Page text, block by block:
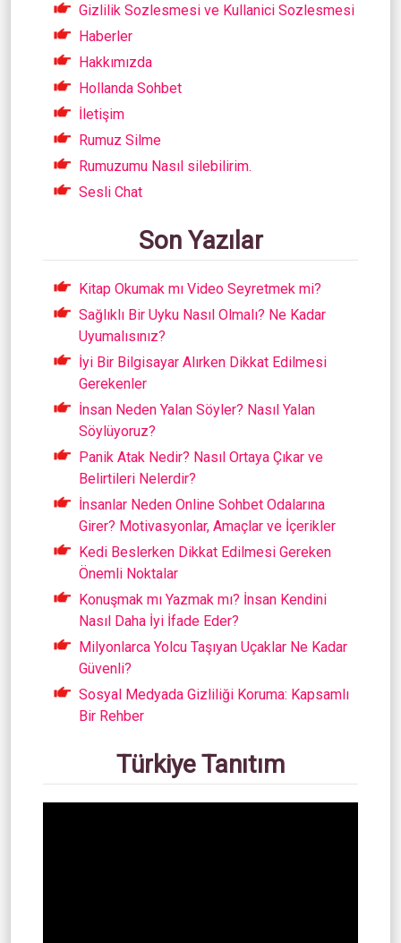
Gizlilik Sozlesmesi ve Kullanici Sozlesmesi
Haberler
Hakkımızda
Hollanda Sohbet
İletişim
Rumuz Silme
Rumuzumu Nasıl silebilirim.
Sesli Chat
Son Yazılar
Kitap Okumak mı Video Seyretmek mi?
Sağlıklı Bir Uyku Nasıl Olmalı? Ne Kadar
Uyumalısınız?
İyi Bir Bilgisayar Alırken Dikkat Edilmesi
Gerekenler
İnsan Neden Yalan Söyler? Nasıl Yalan
Söylüyoruz?
Panik Atak Nedir? Nasıl Ortaya Çıkar ve
Belirtileri Nelerdir?
İnsanlar Neden Online Sohbet Odalarına
Girer? Motivasyonlar, Amaçlar ve İçerikler
Kedi Beslerken Dikkat Edilmesi Gereken
Önemli Noktalar
Konuşmak mı Yazmak mı? İnsan Kendini
Nasıl Daha İyi İfade Eder?
Milyonlarca Yolcu Taşıyan Uçaklar Ne Kadar
Güvenli?
Sosyal Medyada Gizliliği Koruma: Kapsamlı
Bir Rehber
Türkiye Tanıtım